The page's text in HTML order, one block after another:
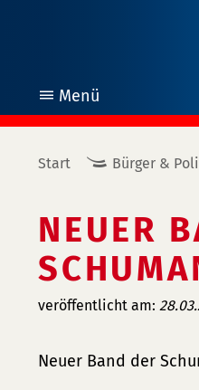
Menü
öffnen
Start Bürger &
NEUER
veröffentlicht am:
Neuer Band der